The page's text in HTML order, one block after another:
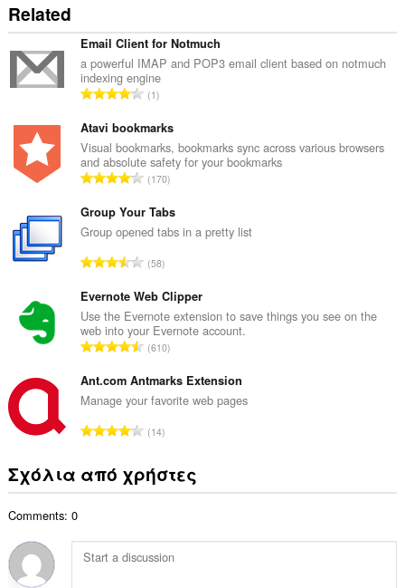
Related
Email Client for Notmuch
a powerful IMAP and POP3 email client based on notmuch
indexing engine
Σ
ν
ο
λ
ο
α
θ
μ
ο
λ
ο
γ
ή
ε
ω
:
1
Atavi bookmarks
Visual bookmarks, bookmarks sync across various browsers
and absolute safety for your bookmarks
Σ
ν
ο
ο
α
θ
μ
ο
λ
ο
ή
ε
ω
170
Group Your Tabs
Group opened tabs in a pretty list
Σ
ν
ο
λ
ο
α
θ
μ
ο
ο
γ
ε
58
Evernote Web Clipper
Use the Evernote extension to save things you see on the
web into your Evernote account.
Σ
ν
ο
ο
α
θ
λ
ο
610
Ant.com Antmarks Extension
Manage your favorite web pages
Σ
ο
β
α
14
Σχόλια από χρήστες
Comments: 0